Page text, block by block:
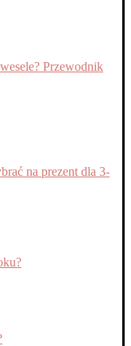
Przewodnik
na prezent dla 3-